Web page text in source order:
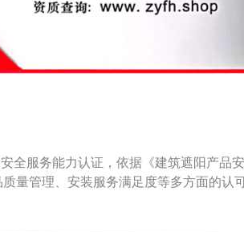
全服务能力认证，依据《建筑遮阳产品
量管理、安装服务满足度等多方面的认